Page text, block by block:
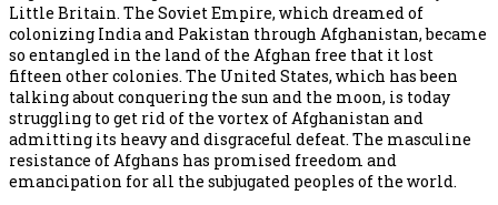
Little Britain. The Soviet Empire, which dreamed of
colonizing India and Pakistan through Afghanistan, became
so entangled in the land of the Afghan free that it lost
fifteen other colonies. The United States, which has been
talking about conquering the sun and the moon, is today
struggling to get rid of the vortex of Afghanistan and
admitting its heavy and disgraceful defeat. The masculine
resistance of Afghans has promised freedom and
emancipation for all the subjugated peoples of the world.